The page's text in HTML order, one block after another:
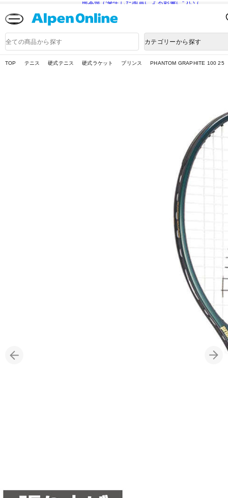
熊本県で発生した地震による影響について
品
検
カテゴリーから探す
TOP テニス 硬式テニス 硬式ラケット プリンス PHANTOM GRAPHITE 100 25